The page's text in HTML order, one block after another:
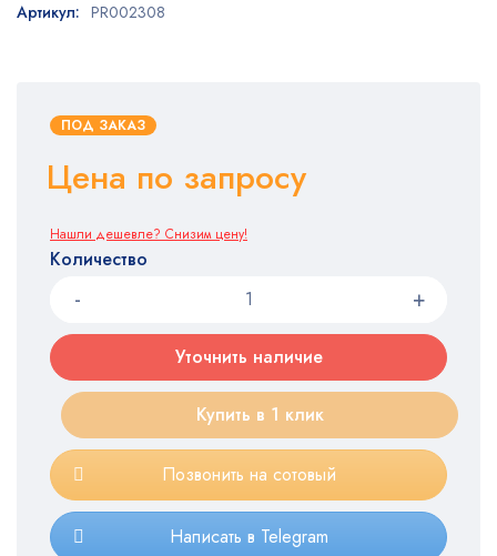
ПОД ЗАКАЗ
Цена по запросу
Нашли дешевле? Снизим цену!
Количество
Уточнить наличие
Купить в 1 клик
Позвонить на сотовый
Написать в Telegram
Артикул: PR002308